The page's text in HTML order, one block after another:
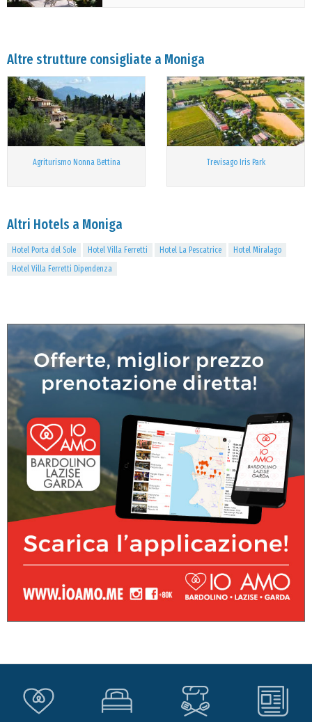
Altre strutture consigliate a Moniga
Agriturismo Nonna Bettina Trevisago Iris Park
Altri Hotels a Moniga
Hotel Porta del Sole Hotel Villa Ferretti Hotel La Pescatrice
Hotel Miralago
Hotel Villa Ferretti Dipendenza